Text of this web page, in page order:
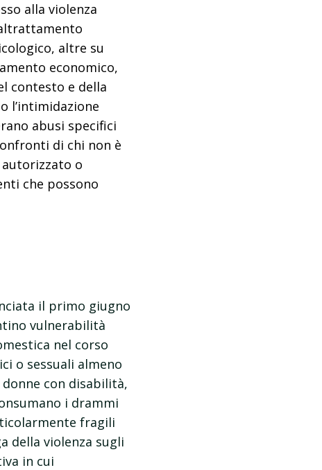
alla violenza
altre su
economico,
contesto e della
l’intimidazione
abusi specifici
di chi non è
o
che possono
il primo giugno
vulnerabilità
nel corso
o sessuali almeno
con disabilità,
i drammi
fragili
della violenza sugli
in cui